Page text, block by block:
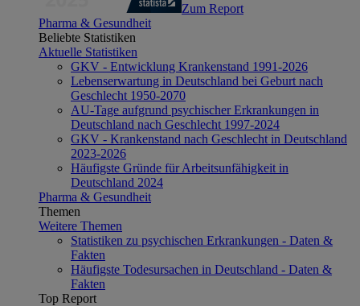
Zum Report
Pharma & Gesundheit
Beliebte Statistiken
Aktuelle Statistiken
GKV - Entwicklung Krankenstand 1991-2026
Lebenserwartung in Deutschland bei Geburt nach
Geschlecht 1950-2070
AU-Tage aufgrund psychischer Erkrankungen in
Deutschland nach Geschlecht 1997-2024
GKV - Krankenstand nach Geschlecht in Deutschland
2023-2026
Häufigste Gründe für Arbeitsunfähigkeit in
Deutschland 2024
Pharma & Gesundheit
Themen
Weitere Themen
Statistiken zu psychischen Erkrankungen - Daten &
Fakten
Häufigste Todesursachen in Deutschland - Daten &
Fakten
Top Report